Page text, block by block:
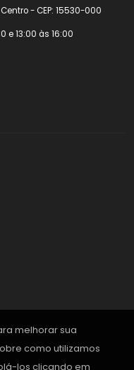
- CEP: 15530-000
e 13:00 às 16:00
melhorar sua
como utilizamos
los clicando em